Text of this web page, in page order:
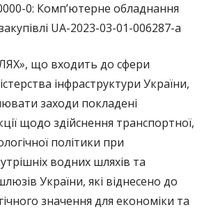
0: Комп’ютерне обладнання
UA-2023-03-01-006287-a
що входить до сфери
інфраструктури України,
заходи покладені
щодо здійснення транспортної,
політики при
водних шляхів та
України, які віднесено до
значення для економіки та